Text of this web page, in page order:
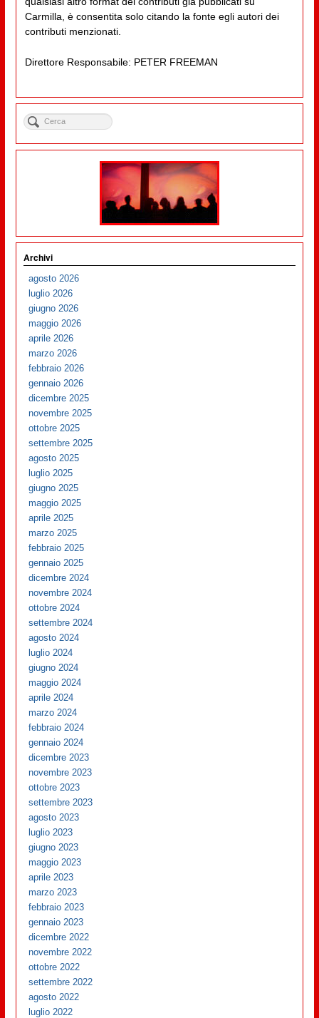
Carmilla, è consentita solo citando la fonte egli autori dei
contributi menzionati.
Direttore Responsabile: PETER FREEMAN
Archivi
agosto 2026
luglio 2026
giugno 2026
maggio 2026
aprile 2026
marzo 2026
febbraio 2026
gennaio 2026
dicembre 2025
novembre 2025
ottobre 2025
settembre 2025
agosto 2025
luglio 2025
giugno 2025
maggio 2025
aprile 2025
marzo 2025
febbraio 2025
gennaio 2025
dicembre 2024
novembre 2024
ottobre 2024
settembre 2024
agosto 2024
luglio 2024
giugno 2024
maggio 2024
aprile 2024
marzo 2024
febbraio 2024
gennaio 2024
dicembre 2023
novembre 2023
ottobre 2023
settembre 2023
agosto 2023
luglio 2023
giugno 2023
maggio 2023
aprile 2023
marzo 2023
febbraio 2023
gennaio 2023
dicembre 2022
novembre 2022
ottobre 2022
settembre 2022
agosto 2022
luglio 2022